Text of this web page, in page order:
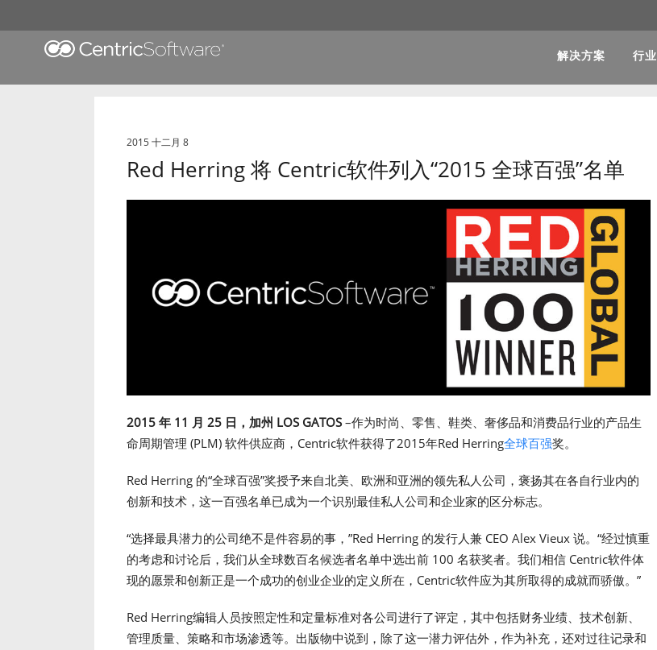
解决方案 行业
2015 十二月 8
Red Herring 将 Centric软件列入“2015 全球百强”名单
2015 年 11 月 25 日，加州 LOS GATOS –作为时尚、零售、鞋类、奢侈品和消费品行业的产品生
命周期管理 (PLM) 软件供应商，Centric软件获得了2015年Red Herring全球百强奖。
Red Herring 的“全球百强”奖授予来自北美、欧洲和亚洲的领先私人公司，褒扬其在各自行业内的
创新和技术，这一百强名单已成为一个识别最佳私人公司和企业家的区分标志。
“选择最具潜力的公司绝不是件容易的事，”Red Herring 的发行人兼 CEO Alex Vieux 说。“经过慎重
的考虑和讨论后，我们从全球数百名候选者名单中选出前 100 名获奖者。我们相信 Centric软件体
现的愿景和创新正是一个成功的创业企业的定义所在，Centric软件应为其所取得的成就而骄傲。”
Red Herring编辑人员按照定性和定量标准对各公司进行了评定，其中包括财务业绩、技术创新、
管理质量、策略和市场渗透等。出版物中说到，除了这一潜力评估外，作为补充，还对过往记录和